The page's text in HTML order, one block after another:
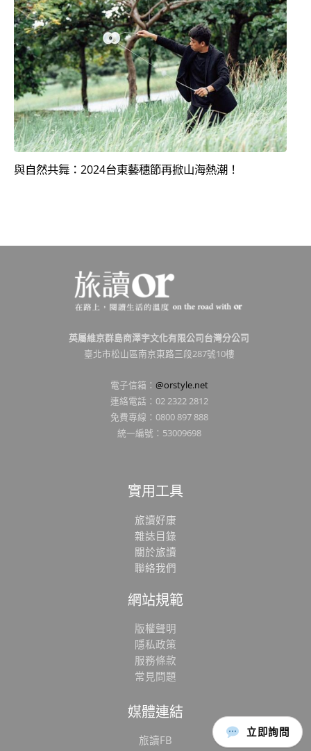
立即詢問
與自然共舞：2024台東藝穗節再掀山海熱潮！
英屬維京群島商澤宇文化有限公司台灣分公司
臺北市松山區南京東路三段287號10樓
電子信箱： @orstyle.net
連絡電話：02 2322 2812
免費專線：0800 897 888
統一編號：53009698
實用工具
旅讀好康
雜誌目錄
關於旅讀
聯絡我們
網站規範
版權聲明
隱私政策
服務條款
常見問題
媒體連結
旅讀FB